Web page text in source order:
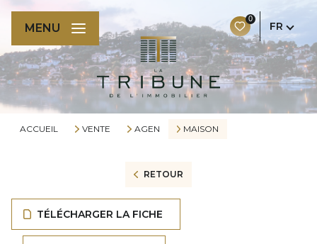
0
FR
MENU
ACCUEIL VENTE AGEN MAISON
RETOUR
TÉLÉCHARGER LA FICHE